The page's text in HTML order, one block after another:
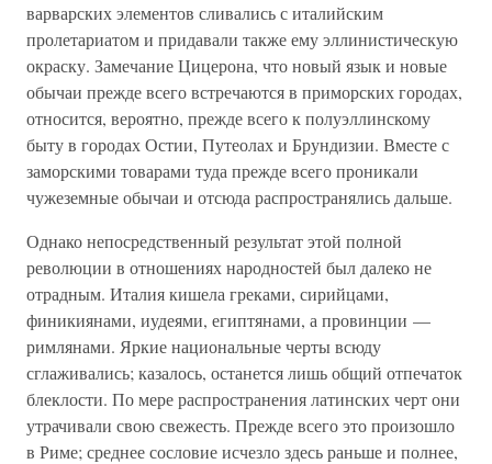
варварских элементов сливались с италийским
пролетариатом и придавали также ему эллинистическую
окраску. Замечание Цицерона, что новый язык и новые
обычаи прежде всего встречаются в приморских городах,
относится, вероятно, прежде всего к полуэллинскому
быту в городах Остии, Путеолах и Брундизии. Вместе с
заморскими товарами туда прежде всего проникали
чужеземные обычаи и отсюда распространялись дальше.
Однако непосредственный результат этой полной
революции в отношениях народностей был далеко не
отрадным. Италия кишела греками, сирийцами,
финикиянами, иудеями, египтянами, а провинции —
римлянами. Яркие национальные черты всюду
сглаживались; казалось, останется лишь общий отпечаток
блеклости. По мере распространения латинских черт они
утрачивали свою свежесть. Прежде всего это произошло
в Риме; среднее сословие исчезло здесь раньше и полнее,